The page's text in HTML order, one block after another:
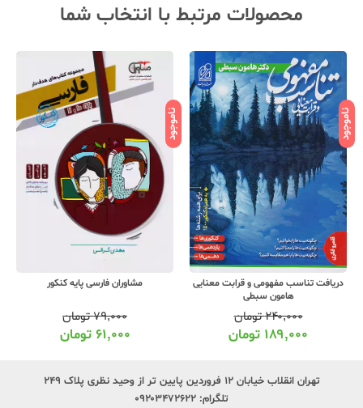
محصولات مرتبط با انتخاب شما
ناموجود
دریافت تناسب مفهومی و قرابت معنایی
هامون سبطی
۲۴۰,۰۰۰تومان
۱۸۹,۰۰۰ تومان
ناموجود
مشاوران فارسی پایه کنکور
۷۹,۰۰۰تومان
۶۱,۰۰۰ تومان
تهران انقلاب خیابان ۱۲ فروردین پایین تر از وحید نظری پلاک ۲۴۹
تلگرام: ۰۹۲۰۳۴۷۲۶۲۲